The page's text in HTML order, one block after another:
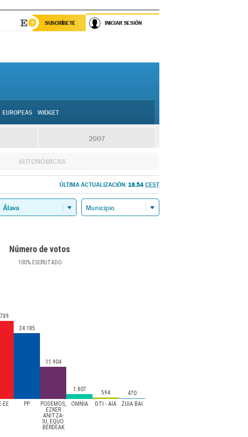
SUSCRÍBETE INICIAR SESIÓN
EUROPEAS WIDGET
2007
AUTONÓMICAS
ÚLTIMA ACTUALIZACIÓN: 18.54 CEST
Número de votos
100%ESCRUTADO
EE PP
PODEMOS,
EZKER
ANITZA-
IU, EQUO
BERDEAK
OMNIA DTI - AIA ZUIA BAI
24.185
11.904
1.807 594 470